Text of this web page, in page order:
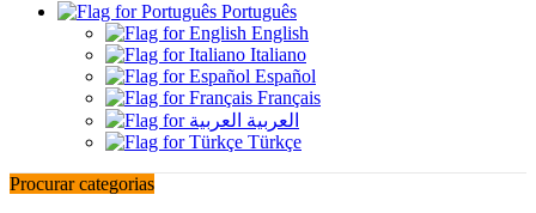
Português
English
Italiano
Español
Français
العربية
Türkçe
Procurar categorias